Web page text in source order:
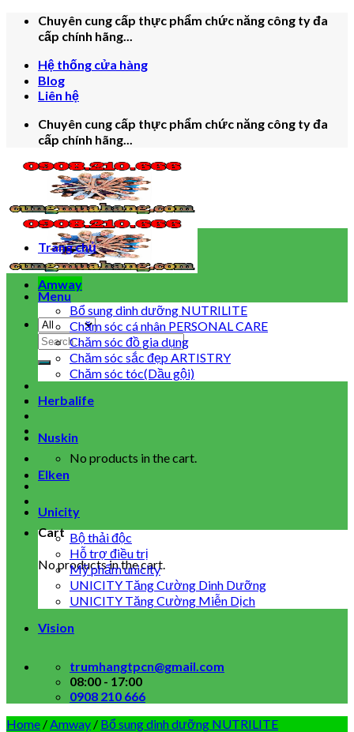
Skip
Chuyên cung cấp thực phẩm chức năng công ty đa
cấp chính hãng...
Hệ thống cửa hàng
Blog
Liên hệ
Chuyên cung cấp thực phẩm chức năng công ty đa
cấp chính hãng...
Menu
Search
for:
No products in the cart.
Cart
No products in the cart.
Trang chủ
Amway
Bổ sung dinh dưỡng NUTRILITE
Chăm sóc cá nhân PERSONAL CARE
Chăm sóc đồ gia dụng
Chăm sóc sắc đẹp ARTISTRY
Chăm sóc tóc(Dầu gội)
Herbalife
Nuskin
Elken
Unicity
Bộ thải độc
Hỗ trợ điều trị
Mỹ phẩm unicity
UNICITY Tăng Cường Dinh Dưỡng
UNICITY Tăng Cường Miễn Dịch
Vision
trumhangtpcn@gmail.com
08:00 - 17:00
0908 210 666
Home /Amway / Bổ sung dinh dưỡng NUTRILITE